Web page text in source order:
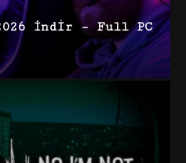
İndir – Full PC